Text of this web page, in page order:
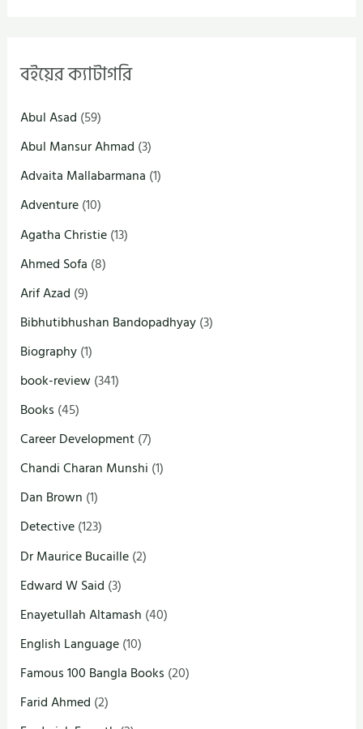
বইয়ের ক্যাটাগরি
Abul Asad (59)
Abul Mansur Ahmad (3)
Advaita Mallabarmana (1)
Adventure(10)
Agatha Christie(13)
Ahmed Sofa (8)
Arif Azad (9)
Bibhutibhushan Bandopadhyay(3)
Biography(1)
book-review(341)
Books (45)
Career Development(7)
Chandi Charan Munshi (1)
Dan Brown (1)
Detective(123)
Dr Maurice Bucaille(2)
Edward W Said (3)
Enayetullah Altamash (40)
English Language(10)
Famous 100 Bangla Books (20)
Farid Ahmed (2)